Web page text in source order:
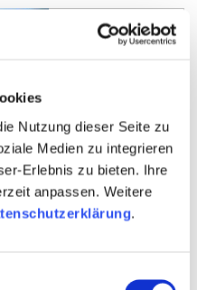
Nutzung dieser Seite zu
Medien zu integrieren
Erlebnis zu bieten. Ihre
anpassen. Weitere
.
aus dem
sprung" und
in diesem Gebiet